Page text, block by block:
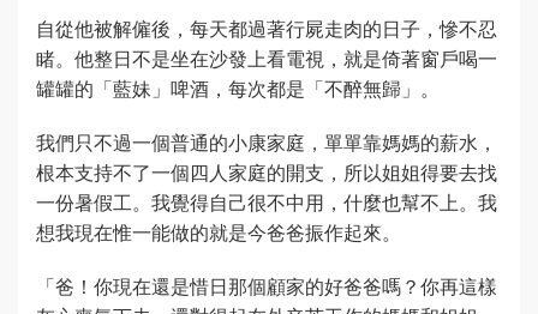
自從他被解僱後，每天都過著行屍走肉的日子，慘不忍
睹。他整日不是坐在沙發上看電視，就是倚著窗戶喝一
罐罐的「藍妹」啤酒，每次都是「不醉無歸」。
我們只不過一個普通的小康家庭，單單靠媽媽的薪水，
根本支持不了一個四人家庭的開支，所以姐姐得要去找
一份暑假工。我覺得自己很不中用，什麼也幫不上。我
想我現在惟一能做的就是今爸爸振作起來。
「爸！你現在還是惜日那個顧家的好爸爸嗎？你再這樣